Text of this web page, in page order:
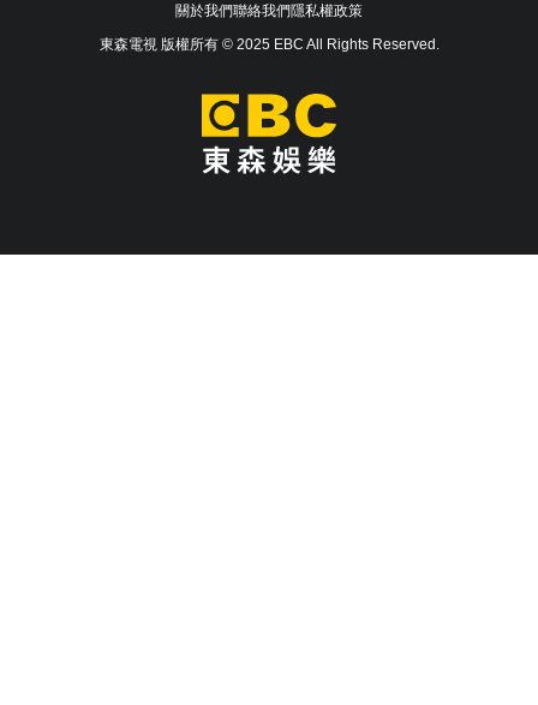
關於我們聯絡我們隱私權政策
東森電視 版權所有 © 2025 EBC All Rights Reserved.